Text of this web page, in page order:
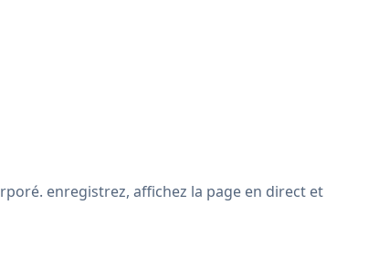
enregistrez, affichez la page en direct et